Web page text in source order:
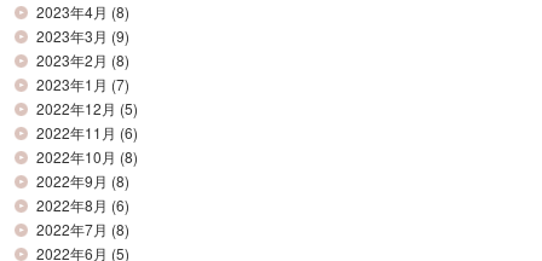
2023年4月 (8)
2023年3月 (9)
2023年2月 (8)
2023年1月 (7)
2022年12月 (5)
2022年11月 (6)
2022年10月 (8)
2022年9月 (8)
2022年8月 (6)
2022年7月 (8)
2022年6月 (5)